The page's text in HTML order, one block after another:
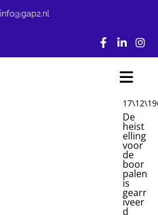
info@gap2.nl
De
heist
elling
voor
de
boor
palen
is
gearr